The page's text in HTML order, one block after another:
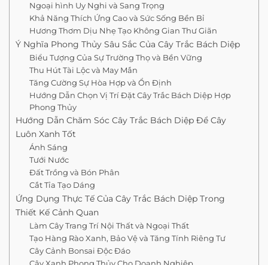
Ngoại hình Uy Nghi và Sang Trọng
Khả Năng Thích Ứng Cao và Sức Sống Bền Bỉ
Hương Thơm Dịu Nhẹ Tạo Không Gian Thư Giãn
Ý Nghĩa Phong Thủy Sâu Sắc Của Cây Trắc Bách Diệp
Biểu Tượng Của Sự Trường Thọ và Bền Vững
Thu Hút Tài Lộc và May Mắn
Tăng Cường Sự Hòa Hợp và Ổn Định
Hướng Dẫn Chọn Vị Trí Đặt Cây Trắc Bách Diệp Hợp
Phong Thủy
Hướng Dẫn Chăm Sóc Cây Trắc Bách Diệp Để Cây
Luôn Xanh Tốt
Ánh Sáng
Tưới Nước
Đất Trồng và Bón Phân
Cắt Tỉa Tạo Dáng
Ứng Dụng Thực Tế Của Cây Trắc Bách Diệp Trong
Thiết Kế Cảnh Quan
Làm Cây Trang Trí Nội Thất và Ngoại Thất
Tạo Hàng Rào Xanh, Bảo Vệ và Tăng Tính Riêng Tư
Cây Cảnh Bonsai Độc Đáo